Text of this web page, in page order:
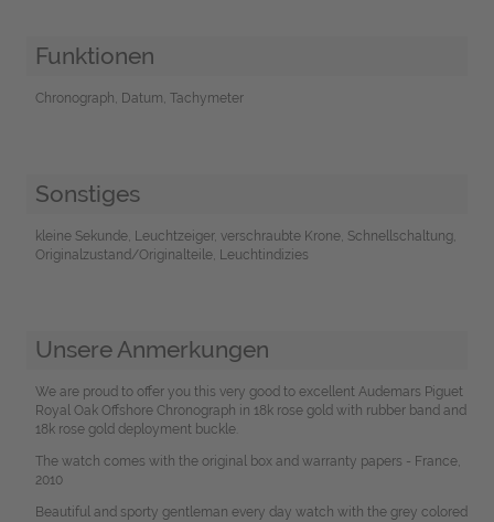
Funktionen
Chronograph, Datum, Tachymeter
Sonstiges
kleine Sekunde, Leuchtzeiger, verschraubte Krone, Schnellschaltung,
Originalzustand/Originalteile, Leuchtindizies
Unsere Anmerkungen
We are proud to offer you this very good to excellent Audemars Piguet
Royal Oak Offshore Chronograph in 18k rose gold with rubber band and
18k rose gold deployment buckle.
The watch comes with the original box and warranty papers - France,
2010
Beautiful and sporty gentleman every day watch with the grey colored